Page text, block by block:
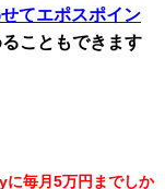
てエポスポイン
こともできます
に毎月5万円までしか